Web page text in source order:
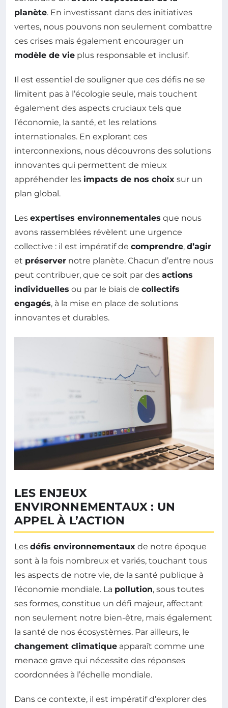
planète. En investissant dans des initiatives
vertes, nous pouvons non seulement combattre
ces crises mais également encourager un
modèle de vie plus responsable et inclusif.
Il est essentiel de souligner que ces défis ne se
limitent pas à l’écologie seule, mais touchent
également des aspects cruciaux tels que
l’économie, la santé, et les relations
internationales. En explorant ces
interconnexions, nous découvrons des solutions
innovantes qui permettent de mieux
appréhender les impacts de nos choix sur un
plan global.
Les expertises environnementales que nous
avons rassemblées révèlent une urgence
collective : il est impératif de comprendre, d’agir
et préserver notre planète. Chacun d’entre nous
peut contribuer, que ce soit par des actions
individuelles ou par le biais de collectifs
engagés, à la mise en place de solutions
innovantes et durables.
LES ENJEUX
ENVIRONNEMENTAUX : UN
APPEL À L’ACTION
Les défis environnementaux de notre époque
sont à la fois nombreux et variés, touchant tous
les aspects de notre vie, de la santé publique à
l’économie mondiale. La pollution, sous toutes
ses formes, constitue un défi majeur, affectant
non seulement notre bien-être, mais également
la santé de nos écosystèmes. Par ailleurs, le
changement climatique apparaît comme une
menace grave qui nécessite des réponses
coordonnées à l’échelle mondiale.
Dans ce contexte, il est impératif d’explorer des